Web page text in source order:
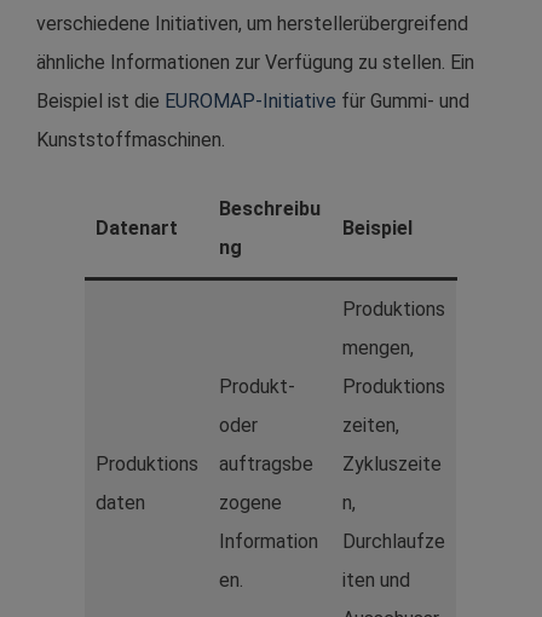
verschiedene Initiativen, um herstellerübergreifend
ähnliche Informationen zur Verfügung zu stellen. Ein
Beispiel ist die EUROMAP-Initiative für Gummi- und
Kunststoffmaschinen.
Datenart
Beschreibu
ng
Beispiel
Produktions
daten
Produkt-
oder
auftragsbe
zogene
Information
en.
Produktions
mengen,
Produktions
zeiten,
Zykluszeite
n,
Durchlaufze
iten und